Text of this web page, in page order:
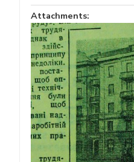
Attachments: